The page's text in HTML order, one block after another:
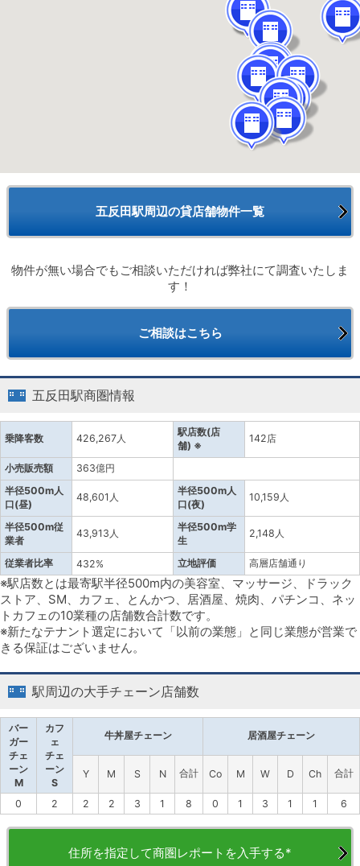
五反田駅周辺の貸店舗物件一覧
物件が無い場合でもご相談いただければ弊社にて調査いたしま
す！
ご相談はこちら
五反田駅商圏情報
乗降客数 426,267人
駅店数(店
舗) ※
142店
小売販売額
363億円
半径500m人
口(昼)
48,601人
半径500m人
口(夜)
10,159人
半径500m従
業者
43,913人
半径500m学
生
2,148人
従業者比率 432% 立地評価 高層店舗通り
※駅店数とは最寄駅半径500m内の美容室、マッサージ、ドラック
ストア、SM、カフェ、とんかつ、居酒屋、焼肉、パチンコ、ネッ
トカフェの10業種の店舗数合計数です。
※新たなテナント選定において「以前の業態」と同じ業態が営業で
きる保証はございません。
駅周辺の大手チェーン店舗数
バー
ガー
チェ
ーン
M
カフ
ェ
チェ
ーン
S
牛丼屋チェーン 居酒屋チェーン
Y M S N 合計 Co M W D Ch 合計
0 2 2 2 3 1 8 0 1 3 1 1 6
住所を指定して商圏レポートを入手する*